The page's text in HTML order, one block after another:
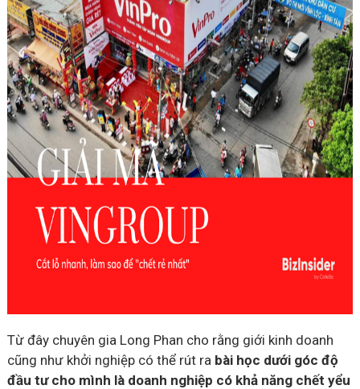
Từ đây chuyên gia Long Phan cho rằng giới kinh doanh
cũng như khởi nghiệp có thể rút rabài học dưới góc độ
đầu tư cho mình là doanh nghiệp có khả năng chết yểu